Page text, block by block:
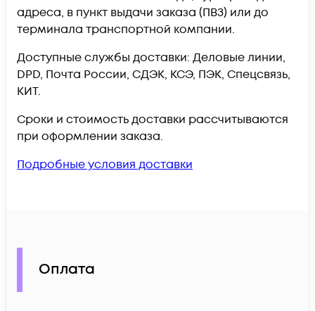
адреса, в пункт выдачи заказа (ПВЗ) или до
терминала транспортной компании.
Доступные службы доставки: Деловые линии,
DPD, Почта России, СДЭК, КСЭ, ПЭК, Спецсвязь,
КИТ.
Сроки и стоимость доставки рассчитываются
при оформлении заказа.
Подробные условия доставки
Оплата